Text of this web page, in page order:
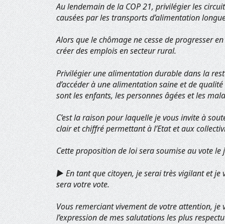
Au lendemain de la COP 21, privilégier les
causées par les transports d’alimentation
Alors que le chômage ne cesse de progresser
créer des emplois en secteur rural.
Privilégier une alimentation durable dans la
d’accéder à une alimentation saine et de
sont les enfants, les personnes âgées et les
C’est la raison pour laquelle je vous invite à
clair et chiffré permettant à l’Etat et aux
Cette proposition de loi sera soumise au vote
► En tant que citoyen, je serai très vigilant et je
sera votre vote.
Vous remerciant vivement de votre attention, je
l’expression de mes salutations les plus